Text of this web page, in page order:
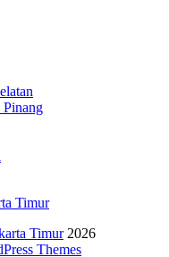
Pinang
Timur
Timur2026
Themes